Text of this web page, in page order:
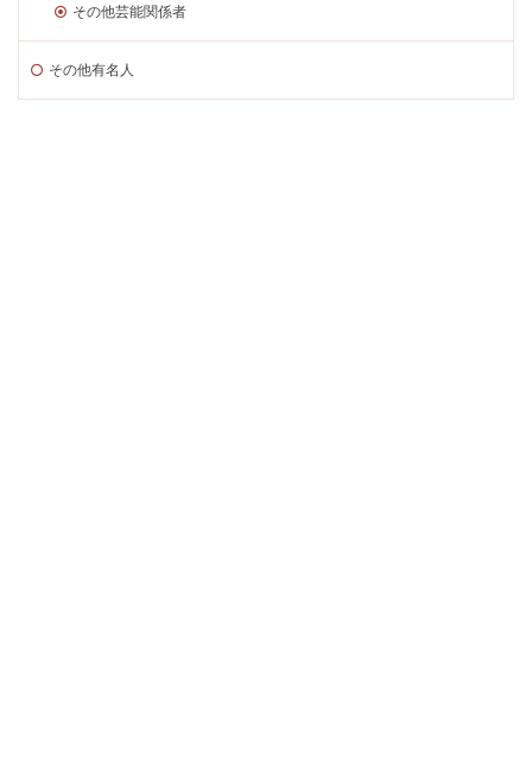
その他芸能関係者
その他有名人